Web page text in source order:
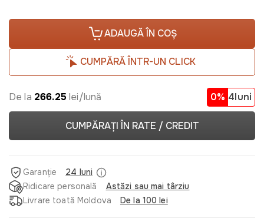
ADAUGĂ ÎN COȘ
CUMPĂRĂ ÎNTR-UN CLICK
De la 266.25 lei/lună 0% 4luni
CUMPĂRAȚI ÎN RATE / CREDIT
Garanție
24 luni
Ridicare personală
Astăzi sau mai târziu
Livrare toată Moldova
De la 100 lei